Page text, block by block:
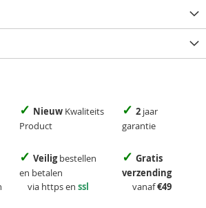
✓ Nieuw Kwaliteits
Product
✓ 2 jaar
garantie
✓ Veiligbestellen
en betalen
via https en ssl
✓ Gratis
verzending
vanaf€49